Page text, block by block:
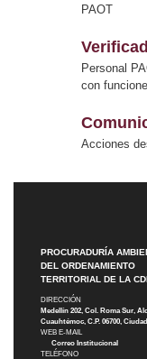
PAOT
Personal
con
Acciones
PROCURADURÍA
DEL ORDENAMIENTO
TERRITORIAL DE LA
DIRECCIÓN
Medellín 202, Col. Roma Sur,
Cuauhtémoc, C.P. 06700,
WEB E-MAIL
Correo Institucional
TELÉFONO